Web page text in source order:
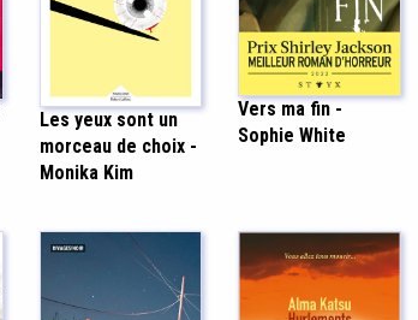
Les yeux sont un
morceau de choix -
Monika Kim
Vers ma fin -
Sophie White